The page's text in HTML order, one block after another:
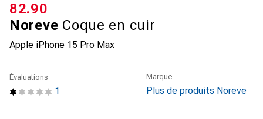
Noreve Coque en cuir
Apple iPhone 15 Pro Max
CHF
82.90
1
Évaluations Marque
Plus de produits Noreve